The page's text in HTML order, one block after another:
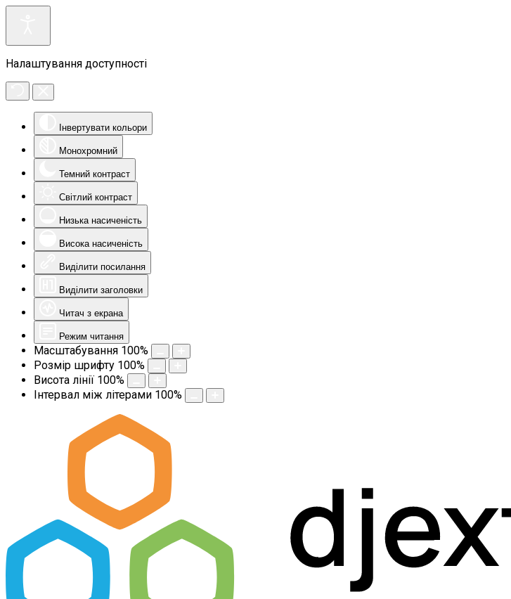
Налаштування доступності
Інвертувати кольори
Монохромний
Темний контраст
Світлий контраст
Низька насиченість
Висока насиченість
Виділити посилання
Виділити заголовки
Читач з екрана
Режим читання
Масштабування 100%
Розмір шрифту 100%
Висота лінії 100%
Інтервал між літерами 100%